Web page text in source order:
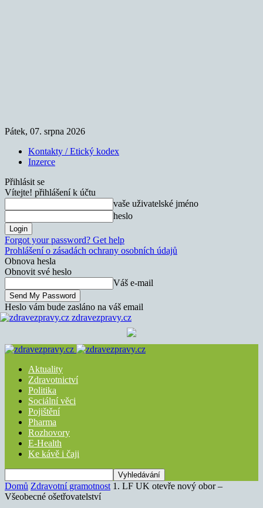
Pátek, 07. srpna 2026
Kontakty / Etický kodex
Inzerce
Přihlásit se
Vítejte! přihlášení k účtu
vaše uživatelské jméno
heslo
Forgot your password? Get help
Prohlášení o zásadách ochrany osobních údajů
Obnova hesla
Obnovit své heslo
Váš e-mail
Heslo vám bude zasláno na váš email
zdravezpravy.cz
Aktuality
Zdravotnictví
Politika
Sociální věci
Pojištění
Pharma
Rozhovory
E-Health
Ke kávě i čaji
Domů Zdravotní gramotnost 1. LF UK otevře nový obor –
Všeobecné ošetřovatelství